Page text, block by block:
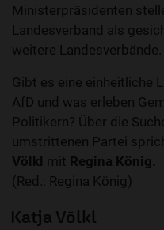
Ministerpräsidenten
Landesverband als
weitere Landesverbände.
Gibt es eine einheitliche
AfD und was erleben
Politikern? Über die
umstrittenen Partei
Völkl mit Regina König.
(Red.: Regina König)
Katja Völkl